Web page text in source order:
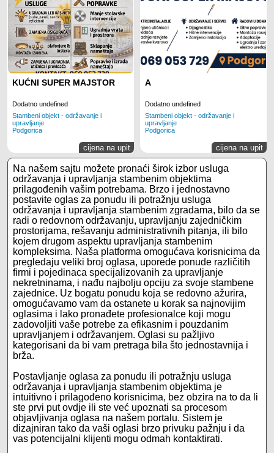
KUĆNI SUPER MAJSTOR
Dodatno undefined
Stambeni objekt - održavanje i
upravljanje
Podgorica
cijena na upit
A
Dodatno undefined
Stambeni objekt - održavanje i
upravljanje
Podgorica
cijena na upit
Na našem sajtu možete pronaći širok izbor usluga
održavanja i upravljanja stambenim objektima
prilagođenih vašim potrebama. Brzo i jednostavno
postavite oglas za ponudu ili potražnju usluga
održavanja i upravljanja stambenim zgradama, bilo da se
radi o redovnom održavanju, upravljanju zajedničkim
prostorijama, rešavanju administrativnih pitanja, ili bilo
kojem drugom aspektu upravljanja stambenim
kompleksima. Naša platforma omogućava korisnicima da
pregledaju veliki broj oglasa, uporede ponude različitih
firmi i pojedinaca specijalizovanih za upravljanje
nekretninama, i nađu najbolju opciju za svoje stambene
zajednice. Uz bogatu ponudu koja se redovno ažurira,
omogućavamo vam da ostanete u korak sa najnovijim
oglasima i lako pronađete profesionalce koji mogu
zadovoljiti vaše potrebe za efikasnim i pouzdanim
upravljanjem i održavanjem. Oglasi su pažljivo
kategorisani da bi vam pretraga bila što jednostavnija i
brža.
Postavljanje oglasa za ponudu ili potražnju usluga
održavanja i upravljanja stambenim objektima je
intuitivno i prilagođeno korisnicima, bez obzira na to da li
ste prvi put ovdje ili ste već upoznati sa procesom
objavljivanja oglasa na našem portalu. Sistem je
dizajniran tako da vaši oglasi brzo privuku pažnju i da
vas potencijalni klijenti mogu odmah kontaktirati.